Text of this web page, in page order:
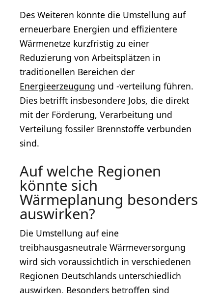
Des Weiteren könnte die Umstellung auf
erneuerbare Energien und effizientere
Wärmenetze kurzfristig zu einer
Reduzierung von Arbeitsplätzen in
traditionellen Bereichen der
Energieerzeugung und -verteilung führen.
Dies betrifft insbesondere Jobs, die direkt
mit der Förderung, Verarbeitung und
Verteilung fossiler Brennstoffe verbunden
sind.
Auf welche Regionen
könnte sich
Wärmeplanung besonders
auswirken?
Die Umstellung auf eine
treibhausgasneutrale Wärmeversorgung
wird sich voraussichtlich in verschiedenen
Regionen Deutschlands unterschiedlich
auswirken. Besonders betroffen sind